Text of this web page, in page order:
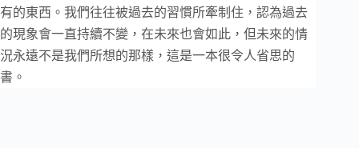
有的東西。我們往往被過去的習慣所牽制住，認為過去
的現象會一直持續不變，在未來也會如此，但未來的情
況永遠不是我們所想的那樣，這是一本很令人省思的
書。